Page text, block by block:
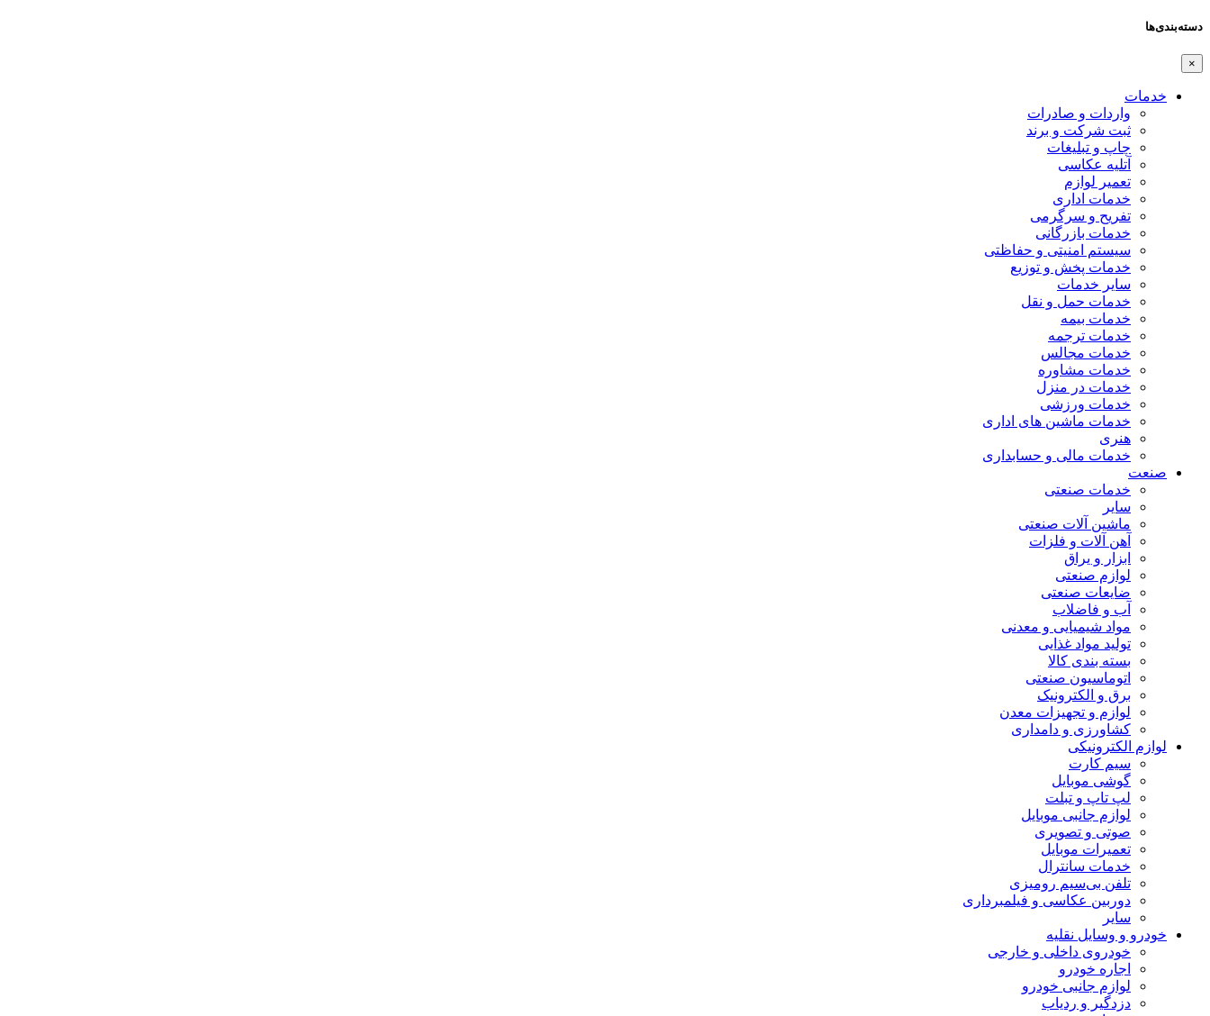
دسته‌بندی‌ها
×
خدمات
واردات و صادرات
ثبت شرکت و برند
چاپ و تبلیغات
آتلیه عکاسی
تعمیر لوازم
خدمات اداری
تفریح و سرگرمی
خدمات بازرگانی
سیستم امنیتی و حفاظتی
خدمات پخش و توزیع
سایر خدمات
خدمات حمل و نقل
خدمات بیمه
خدمات ترجمه
خدمات مجالس
خدمات مشاوره
خدمات در منزل
خدمات ورزشی
خدمات ماشین های اداری
هنری
خدمات مالی و حسابداری
صنعت
خدمات صنعتی
سایر
ماشین آلات صنعتی
آهن آلات و فلزات
ابزار و یراق
لوازم صنعتی
ضایعات صنعتی
آب و فاضلاب
مواد شیمیایی و معدنی
تولید مواد غذایی
بسته بندی کالا
اتوماسیون صنعتی
برق و الکترونیک
لوازم و تجهیزات معدن
کشاورزی و دامداری
لوازم الکترونیکی
سیم کارت
گوشی موبایل
لپ تاپ و تبلت
لوازم جانبی موبایل
صوتی و تصویری
تعمیرات موبایل
خدمات سانترال
تلفن بی‌سیم رومیزی
دوربین عکاسی و فیلمبرداری
سایر
خودرو و وسایل نقلیه
خودروی داخلی و خارجی
اجاره خودرو
لوازم جانبی خودرو
دزدگیر و ردیاب